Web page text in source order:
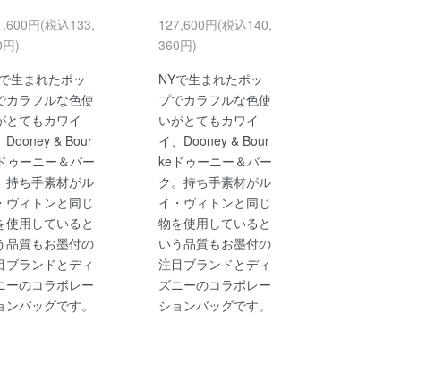
円(税込133,
)
生まれたポッ
カラフルな色使
とてもカワイ
Dooney & Bour
ゥーニー＆バー
持ち手素材がル
ヴィトンと同じ
使用していると
品質もお墨付の
ブランドとディ
ーのコラボレー
ンバッグです。
127,600円(税込140,
360円)
NYで生まれたポッ
プでカラフルな色使
いがとてもカワイ
イ、Dooney & Bour
keドゥーニー＆バー
ク。持ち手素材がル
イ・ヴィトンと同じ
物を使用していると
いう品質もお墨付の
注目ブランドとディ
ズニーのコラボレー
ションバッグです。